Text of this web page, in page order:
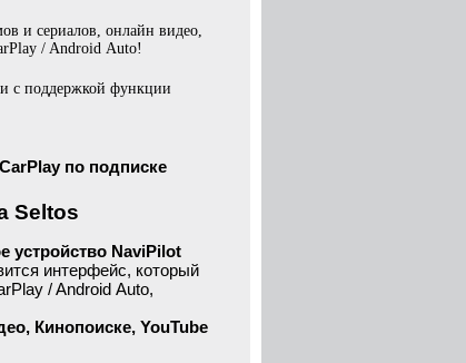
и сериалов, онлайн видео,
/ Android Auto!
с поддержкой функции
CarPlay по подписке
Seltos
устройство NaviPilot
интерфейс, который
/ Android Auto,
Кинопоиске, YouTube